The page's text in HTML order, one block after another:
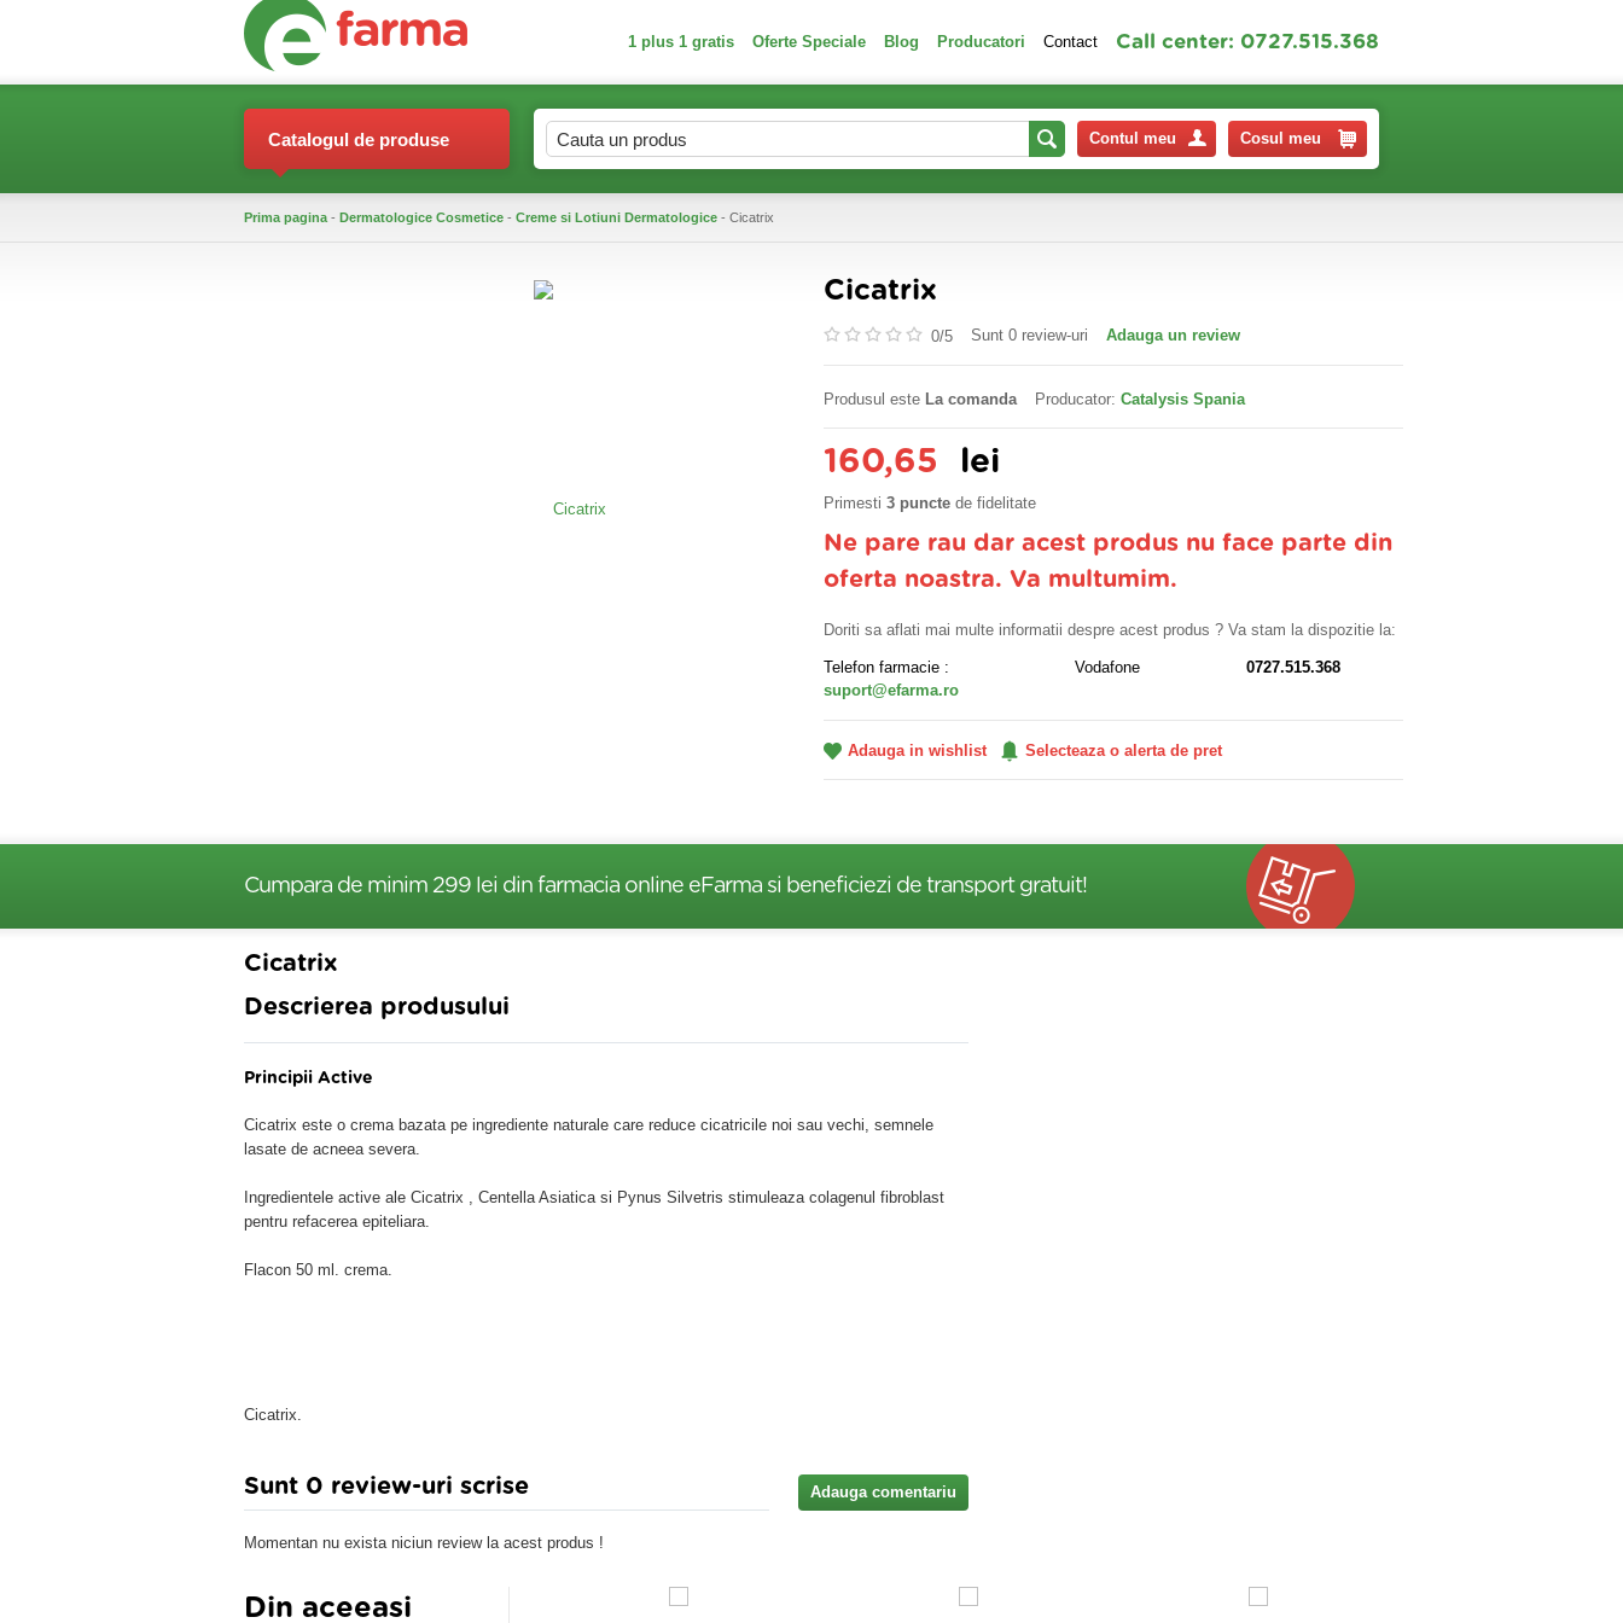
1 plus 1 gratis Oferte Speciale Blog Producatori Contact Call center: 0727.515.368
Catalogul de produse Contul meu Cosul meu
Prima pagina - Dermatologice Cosmetice - Creme si Lotiuni Dermatologice - Cicatrix
Cicatrix
0/5 Sunt 0 review-uri Adauga un review
Produsul este La comanda Producator: Catalysis Spania
160,65 lei
Primesti 3 puncte de fidelitate
Ne pare rau dar acest produs nu face parte din
oferta noastra. Va multumim.
Doriti sa aflati mai multe informatii despre acest produs ? Va stam la dispozitie la:
Telefon farmacie : Vodafone
0727.515.368
suport@efarma.ro
Adauga in wishlist Selecteaza o alerta de pret
Cumpara de minim 299 lei din farmacia online eFarma si beneficiezi de transport gratuit!
Cicatrix
Descrierea produsului
Principii Active
Cicatrix este o crema bazata pe ingrediente naturale care reduce cicatricile noi sau vechi, semnele
lasate de acneea severa.
Ingredientele active ale Cicatrix , Centella Asiatica si Pynus Silvetris stimuleaza colagenul fibroblast
pentru refacerea epiteliara.
Flacon 50 ml. crema.
Cicatrix.
Sunt 0 review-uri scrise Adauga comentariu
Momentan nu exista niciun review la acest produs !
Din aceeasi